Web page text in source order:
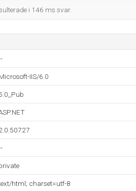
i 146 ms svar.
IIS/6.0
html; charset=utf-8